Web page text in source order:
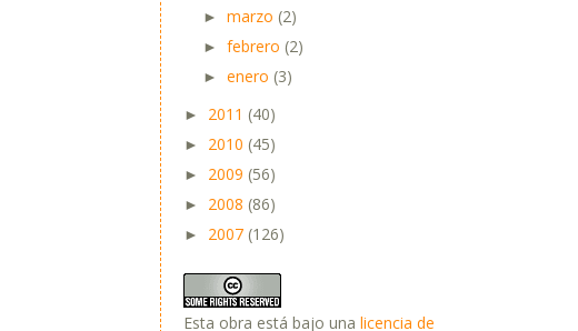
► marzo (2)
► febrero (2)
► enero (3)
► 2011 (40)
► 2010 (45)
► 2009 (56)
► 2008 (86)
► 2007 (126)
Esta obra está bajo una licencia de